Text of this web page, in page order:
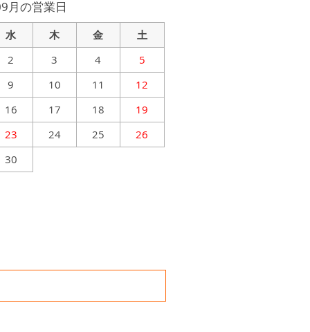
月の営業日
水 木 金 土
2 3 4
5
9 10 11
12
16 17 18
19
23 24 25
26
30